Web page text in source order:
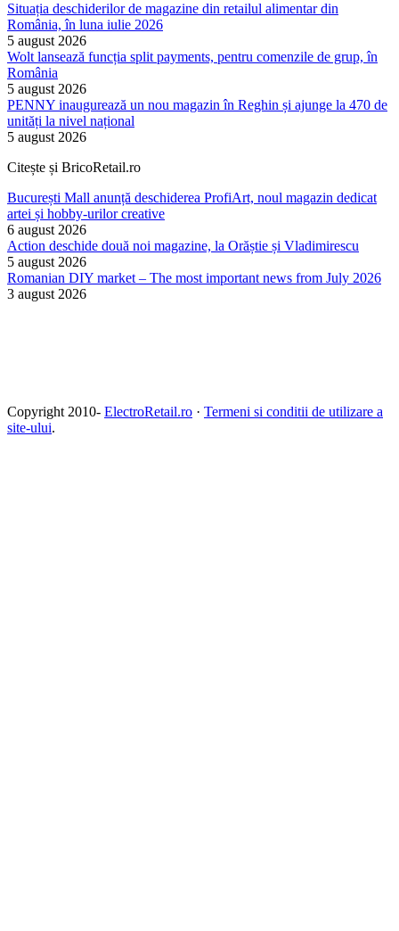
Situația deschiderilor de magazine din retailul alimentar din
România, în luna iulie 2026
5 august 2026
Wolt lansează funcția split payments, pentru comenzile de grup, în
România
5 august 2026
PENNY inaugurează un nou magazin în Reghin și ajunge la 470 de
unități la nivel național
5 august 2026
Citește și BricoRetail.ro
București Mall anunță deschiderea ProfiArt, noul magazin dedicat
artei și hobby-urilor creative
6 august 2026
Action deschide două noi magazine, la Orăștie și Vladimirescu
5 august 2026
Romanian DIY market – The most important news from July 2026
3 august 2026
Copyright 2010- ElectroRetail.ro · Termeni si conditii de utilizare a
site-ului.